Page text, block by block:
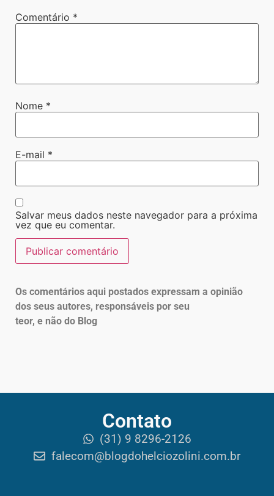
Comentário *
Nome *
E-mail *
Salvar meus dados neste navegador para a próxima
vez que eu comentar.
Os comentários aqui postados expressam a opinião
dos seus autores, responsáveis por seu
teor, e não do Blog
Contato
(31) 9 8296-2126
falecom@blogdohelciozolini.com.br